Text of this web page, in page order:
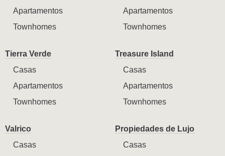
Apartamentos
Townhomes
Apartamentos
Townhomes
Tierra Verde
Casas
Apartamentos
Townhomes
Treasure Island
Casas
Apartamentos
Townhomes
Valrico
Casas
Propiedades de Lujo
Casas